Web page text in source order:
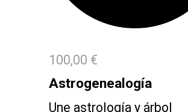
100,00 €
Astrogenealogía
Une astrología y árbol